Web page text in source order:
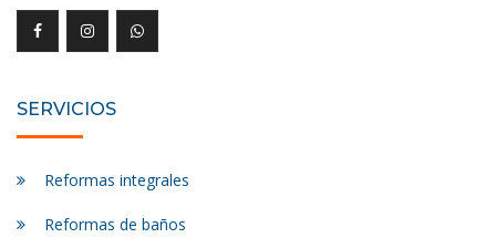
SERVICIOS
Reformas integrales
Reformas de baños